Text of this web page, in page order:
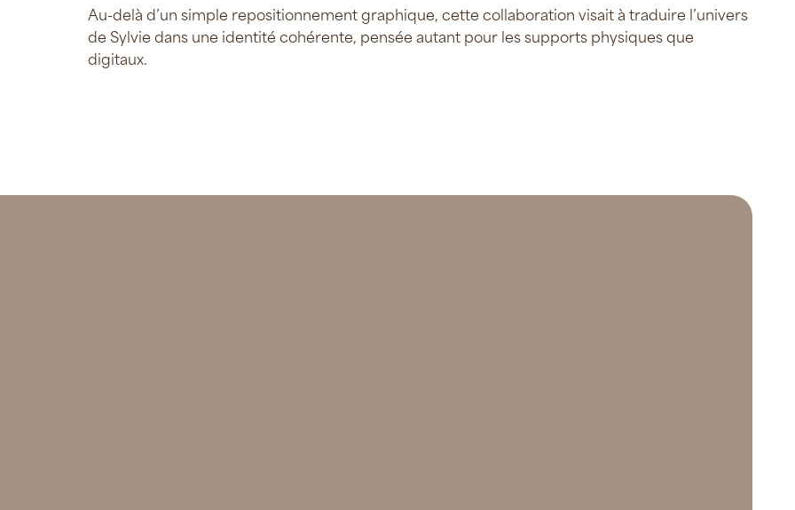
Au-delà d’un simple repositionnement graphique, cette collaboration visait à traduire l’univers
de Sylvie dans une identité cohérente, pensée autant pour les supports physiques que
digitaux.